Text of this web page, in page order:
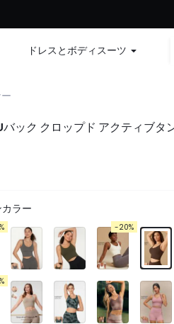
| コード：GLOWNEW
ドレスとボディスーツ
ック クロップド アクティブタ
ラー
-20%